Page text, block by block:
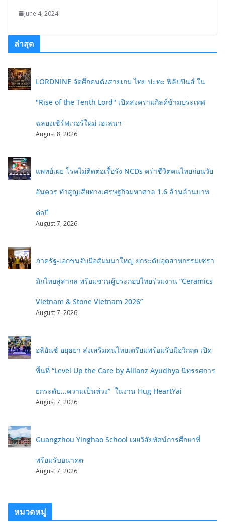
June 4, 2024
ล่าสุด
LORDNINE จัดศึกคนดังสายเกม ไทย ปะทะ ฟิลิปปินส์ ใน
"Rise of the Tenth Lord" เปิดสงครามกิลด์ข้ามประเทศ
ฉลองเซิร์ฟเวอร์ใหม่ เฮเลนา
August 8, 2026
แพทย์เผย โรคไม่ติดต่อเรื้อรัง NCDs คร่าชีวิตคนไทยก่อนวัย
อันควร ทำสูญเสียทางเศรษฐกิจมหาศาล 1.6 ล้านล้านบาท
ต่อปี
August 7, 2026
ภาครัฐ-เอกชนจับมือสัมมนาใหญ่ ยกระดับอุตสาหกรรมเซรา
มิกไทยสู่สากล พร้อมชวนผู้ประกอบไทยร่วมงาน “Ceramics
Vietnam & Stone Vietnam 2026”
August 7, 2026
อลิอันซ์ อยุธยา ส่งเสริมคนไทยเตรียมพร้อมรับมือวิกฤต เปิด
พื้นที่ “Level Up the Care by Allianz Ayudhya นิทรรศการ
ยกระดับ...ความเป็นห่วง” ในงาน Hug HeartYai
August 7, 2026
Guangzhou Yinghao School เผยวิสัยทัศน์การศึกษาที่
พร้อมรับอนาคต
August 7, 2026
หมวดหมู่